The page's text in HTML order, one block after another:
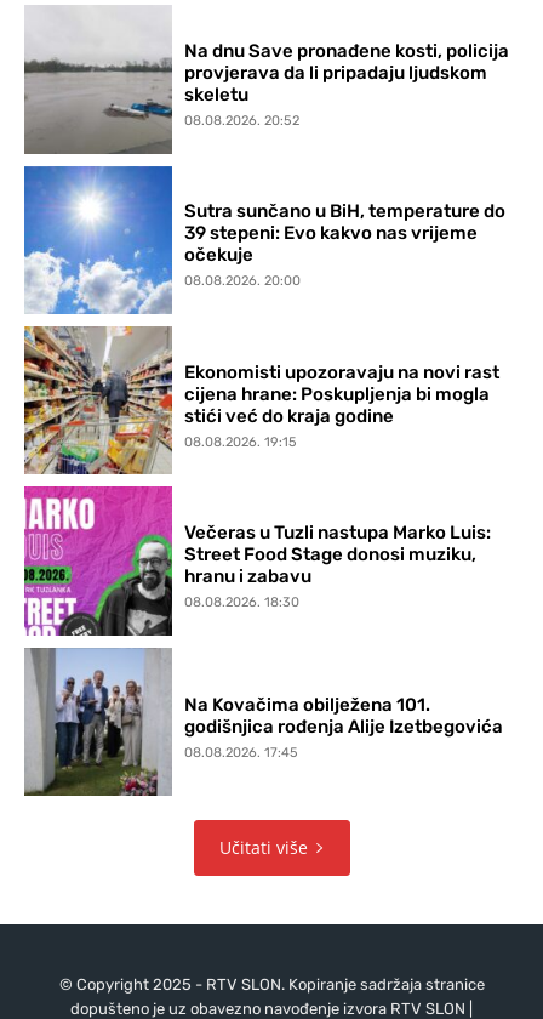
Na dnu Save pronađene kosti, policija
provjerava da li pripadaju ljudskom
skeletu
08.08.2026. 20:52
Sutra sunčano u BiH, temperature do
39 stepeni: Evo kakvo nas vrijeme
očekuje
08.08.2026. 20:00
Ekonomisti upozoravaju na novi rast
cijena hrane: Poskupljenja bi mogla
stići već do kraja godine
08.08.2026. 19:15
Večeras u Tuzli nastupa Marko Luis:
Street Food Stage donosi muziku,
hranu i zabavu
08.08.2026. 18:30
Na Kovačima obilježena 101.
godišnjica rođenja Alije Izetbegovića
08.08.2026. 17:45
Učitati više
© Copyright 2025 - RTV SLON. Kopiranje sadržaja stranice
dopušteno je uz obavezno navođenje izvora RTV SLON |